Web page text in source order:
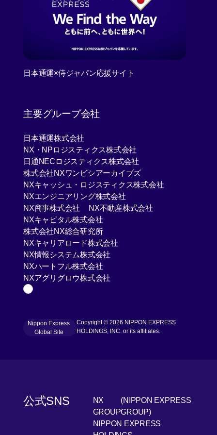
日本通運×侍ジャパン応援サイト
主要グループ会社
日本通運株式会社
NX・NPロジスティクス株式会社
日通NECロジスティクス株式会社
株式会社NXワンビシアーカイブズ
NXキャッシュ・ロジスティクス株式会社
NXエンジニアリング株式会社
NX商事株式会社
[Open in new window]
NX不動産株式会社
NXキャピタル株式会社
株式会社NX総合研究所
NXキャリアロード株式会社
NX情報システム株式会社
NXハートフル株式会社
NXアグリグロウ株式会社
Page Top
Nippon Express
Global Site
[Open in new window]
Copyright © 2026 NIPPON EXPRESS
HOLDINGS, INC. or its affiliates.
公式SNS
LinkedIn
NX
GROUP
(NIPPON EXPRESS
GROUP)
NIPPON EXPRESS